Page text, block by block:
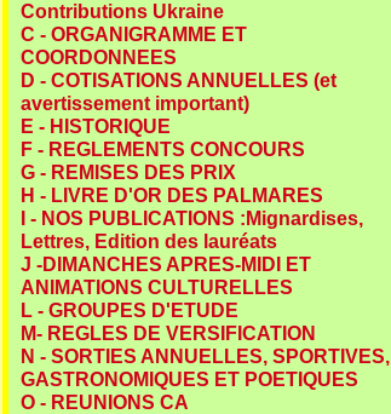
Contributions Ukraine
C - ORGANIGRAMME ET
COORDONNEES
D - COTISATIONS ANNUELLES (et
avertissement important)
E - HISTORIQUE
F - REGLEMENTS CONCOURS
G - REMISES DES PRIX
H - LIVRE D'OR DES PALMARES
I - NOS PUBLICATIONS :Mignardises,
Lettres, Edition des lauréats
J -DIMANCHES APRES-MIDI ET
ANIMATIONS CULTURELLES
L - GROUPES D'ETUDE
M- REGLES DE VERSIFICATION
N - SORTIES ANNUELLES, SPORTIVES,
GASTRONOMIQUES ET POETIQUES
O - REUNIONS CA